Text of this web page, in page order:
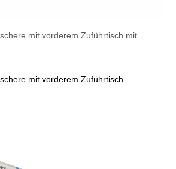
mit vorderem Zuführtisch mit
mit vorderem Zuführtisch